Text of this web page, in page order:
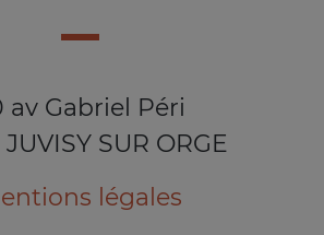
av Gabriel Péri
SUR ORGE
légales